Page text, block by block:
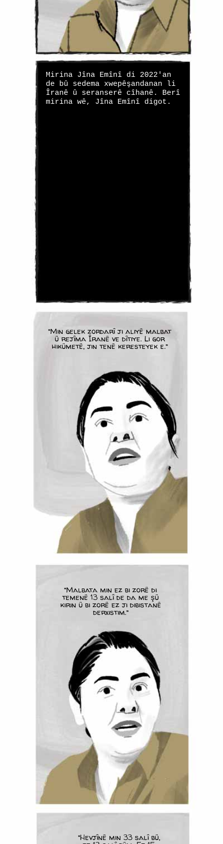
Mirina Jîna Emînî di 2022'an
de bû sedema xwepêşandanan li
Îranê û seranserê cîhanê. Berî
mirina wê, Jîna Emînî digot.
“Min gelek zordarî ji aliyê malbat
û rejîma Îranê ve dîtiye. Li gor
hikûmetê, jin tenê keresteyek e.”
“Malbata min ez bi zorê di
temenê 13 salî de da me şû
kirin û bi zorê ez ji dibistanê
derxistim.”
“Hevjînê min 33 salî bû,